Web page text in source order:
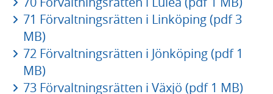
71 Förvaltningsrätten i Linköping (pdf 3
MB)
72 Förvaltningsrätten i Jönköping (pdf 1
MB)
73 Förvaltningsrätten i Växjö (pdf 1 MB)